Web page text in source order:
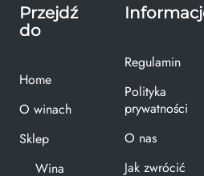
Przejdź
do
Home
O winach
Sklep
Wina
Regulamin
Polityka
prywatności
O nas
Jak zwrócić